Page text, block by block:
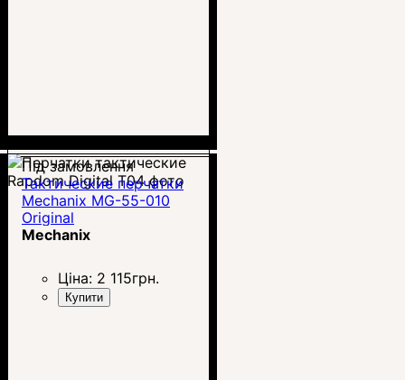
Під замовлення
Тактические перчатки
Mechanix MG-55-010
Original
Mechanix
Ціна: 2 115грн.
Купити